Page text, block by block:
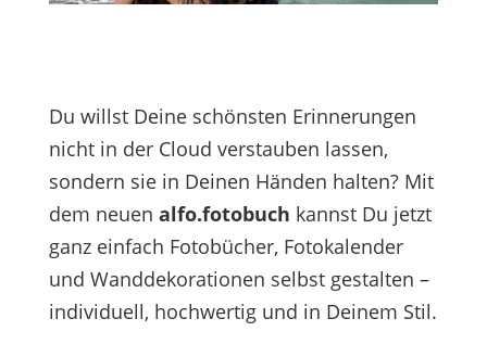
Du willst Deine schönsten Erinnerungen
nicht in der Cloud verstauben lassen,
sondern sie in Deinen Händen halten? Mit
dem neuen alfo.fotobuch kannst Du jetzt
ganz einfach Fotobücher, Fotokalender
und Wanddekorationen selbst gestalten –
individuell, hochwertig und in Deinem Stil.